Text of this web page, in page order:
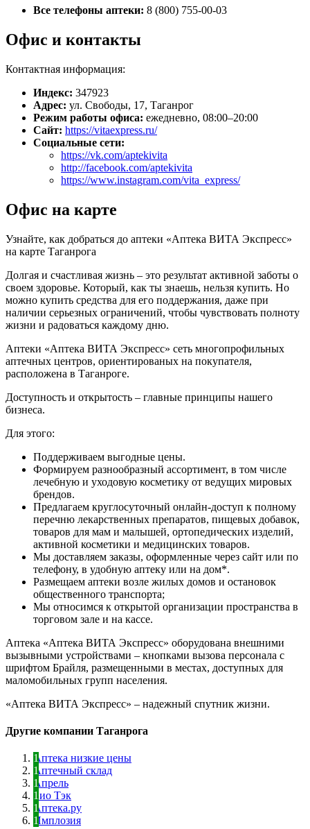
Все телефоны аптеки: 8 (800) 755-00-03
Офис и контакты
Контактная информация:
Индекс: 347923
Адрес: ул. Свободы, 17, Таганрог
Режим работы офиса: ежедневно, 08:00–20:00
Сайт: https://vitaexpress.ru/
Социальные сети:
https://vk.com/aptekivita
http://facebook.com/aptekivita
https://www.instagram.com/vita_express/
Офис на карте
Узнайте, как добраться до аптеки «Аптека ВИТА Экспресс»
на карте Таганрога
Долгая и счастливая жизнь – это результат активной заботы о
своем здоровье. Который, как ты знаешь, нельзя купить. Но
можно купить средства для его поддержания, даже при
наличии серьезных ограничений, чтобы чувствовать полноту
жизни и радоваться каждому дню.
Аптеки «Аптека ВИТА Экспресс» сеть многопрофильных
аптечных центров, ориентированых на покупателя,
расположена в Таганроге.
Доступность и открытость – главные принципы нашего
бизнеса.
Для этого:
Поддерживаем выгодные цены.
Формируем разнообразный ассортимент, в том числе
лечебную и уходовую косметику от ведущих мировых
брендов.
Предлагаем круглосуточный онлайн-доступ к полному
перечню лекарственных препаратов, пищевых добавок,
товаров для мам и малышей, ортопедических изделий,
активной косметики и медицинских товаров.
Мы доставляем заказы, оформленные через сайт или по
телефону, в удобную аптеку или на дом*.
Размещаем аптеки возле жилых домов и остановок
общественного транспорта;
Мы относимся к открытой организации пространства в
торговом зале и на кассе.
Аптека «Аптека ВИТА Экспресс» оборудована внешними
вызывными устройствами – кнопками вызова персонала с
шрифтом Брайля, размещенными в местах, доступных для
маломобильных групп населения.
«Аптека ВИТА Экспресс» – надежный спутник жизни.
Другие компании Таганрога
Аптека низкие цены
Аптечный склад
Апрель
Био Тэк
Аптека.ру
Имплозия